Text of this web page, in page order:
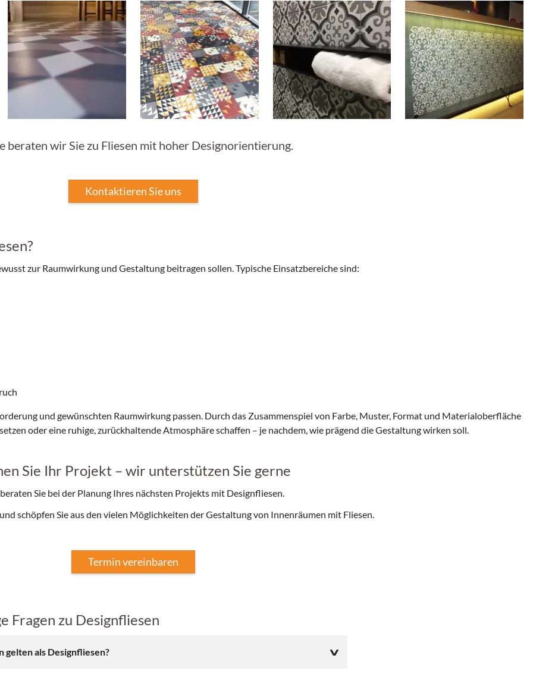
beraten wir Sie zu Fliesen mit hoher Designorientierung.
Kontaktieren Sie uns
zur Raumwirkung und Gestaltung beitragen sollen. Typische Einsatzbereiche sind:
und gewünschten Raumwirkung passen. Durch das Zusammenspiel von Farbe, Muster, Format und Materialoberfläche
oder eine ruhige, zurückhaltende Atmosphäre schaffen – je nachdem, wie prägend die Gestaltung wirken soll.
Sie Ihr Projekt – wir unterstützen Sie gerne
beraten Sie bei der Planung Ihres nächsten Projekts mit Designfliesen.
und schöpfen Sie aus den vielen Möglichkeiten der Gestaltung von Innenräumen mit Fliesen.
Termin vereinbaren
Fragen zu Designfliesen
gelten als Designfliesen?